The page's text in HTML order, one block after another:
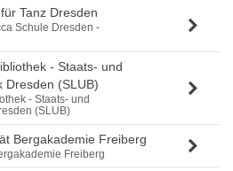
Tanz Dresden
Schule Dresden -
- Staats- und
Dresden (SLUB)
- Staats- und
(SLUB)
Bergakademie Freiberg
Freiberg